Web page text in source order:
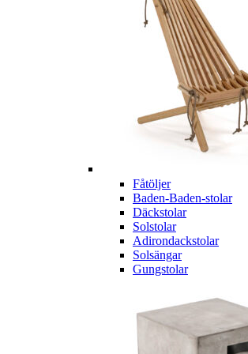
Fåtöljer
Baden-Baden-stolar
Däckstolar
Solstolar
Adirondackstolar
Solsängar
Gungstolar